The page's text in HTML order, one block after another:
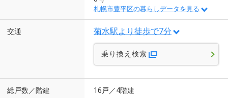
札幌市豊平区の暮らしデータを見る
交通 菊水駅より徒歩で7分
乗り換え検索
総戸数／階建 16戸／4階建